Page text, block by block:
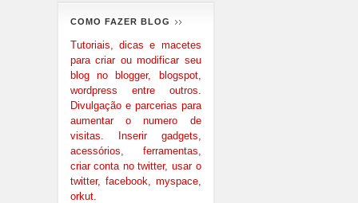
COMO FAZER BLOG
Tutoriais, dicas e macetes
para criar ou modificar seu
blog no blogger, blogspot,
wordpress entre outros.
Divulgação e parcerias para
aumentar o numero de
visitas. Inserir gadgets,
acessórios, ferramentas,
criar conta no twitter, usar o
twitter, facebook, myspace,
orkut.